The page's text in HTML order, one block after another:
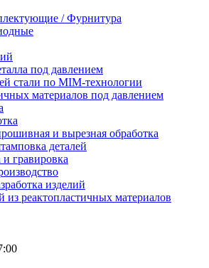
/ Фурнитура
под давлением
стали по MIM-технологии
материалов под давлением
и вырезная обработка
деталей
гравировка
изделий
из реактопластичных материалов